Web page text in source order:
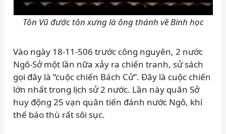
Tôn Vũ đước tôn xưng là ông thánh về Binh học
Vào ngày 18-11-506 trước công nguyên, 2 nước
Ngô-Sở một lần nữa xảy ra chiến tranh, sử sách
gọi đây là “cuộc chiến Bách Cử”. Đây là cuộc chiến
lớn nhất trong lịch sử 2 nước. Lần này quân Sở
huy động 25 vạn quân tiến đánh nước Ngô, khí
thế báo thù rất sôi sục.